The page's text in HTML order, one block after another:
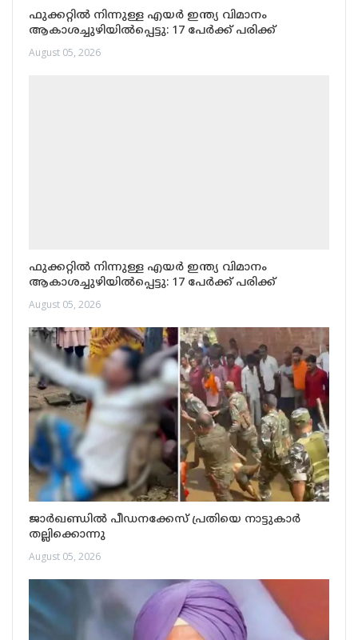
ഫുക്കറ്റിൽ നിന്നുള്ള എയർ ഇന്ത്യ വിമാനം
ആകാശച്ചുഴിയിൽപ്പെട്ടു: 17 പേർക്ക് പരിക്ക്
August 05, 2026
ഫുക്കറ്റിൽ നിന്നുള്ള എയർ ഇന്ത്യ വിമാനം
ആകാശച്ചുഴിയിൽപ്പെട്ടു: 17 പേർക്ക് പരിക്ക്
August 05, 2026
ജാർഖണ്ഡിൽ പീഡനക്കേസ് പ്രതിയെ നാട്ടുകാർ
തല്ലിക്കൊന്നു
August 05, 2026